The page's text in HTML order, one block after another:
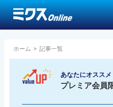
ホーム > 記事一覧
あなたにオススメ
プレミア会員